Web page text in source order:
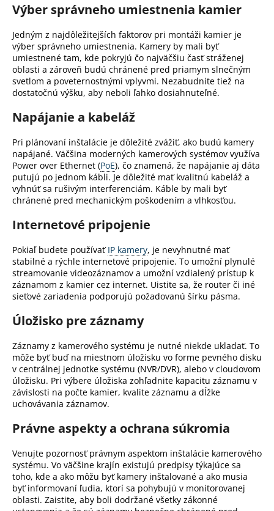
Výber správneho umiestnenia kamier
Jedným z najdôležitejších faktorov pri montáži kamier je
výber správneho umiestnenia. Kamery by mali byť
umiestnené tam, kde pokryjú čo najväčšiu časť stráženej
oblasti a zároveň budú chránené pred priamym slnečným
svetlom a poveternostnými vplyvmi. Nezabudnite tiež na
dostatočnú výšku, aby neboli ľahko dosiahnuteľné.
Napájanie a kabeláž
Pri plánovaní inštalácie je dôležité zvážiť, ako budú kamery
napájané. Väčšina moderných kamerových systémov využíva
Power over Ethernet (PoE), čo znamená, že napájanie aj dáta
putujú po jednom kábli. Je dôležité mať kvalitnú kabeláž a
vyhnúť sa rušivým interferenciám. Káble by mali byť
chránené pred mechanickým poškodením a vlhkosťou.
Internetové pripojenie
Pokiaľ budete používaťIP kamery, je nevyhnutné mať
stabilné a rýchle internetové pripojenie. To umožní plynulé
streamovanie videozáznamov a umožní vzdialený prístup k
záznamom z kamier cez internet. Uistite sa, že router či iné
sieťové zariadenia podporujú požadovanú šírku pásma.
Úložisko pre záznamy
Záznamy z kamerového systému je nutné niekde ukladať. To
môže byť buď na miestnom úložisku vo forme pevného disku
v centrálnej jednotke systému (NVR/DVR), alebo v cloudovom
úložisku. Pri výbere úložiska zohľadnite kapacitu záznamu v
závislosti na počte kamier, kvalite záznamu a dĺžke
uchovávania záznamov.
Právne aspekty a ochrana súkromia
Venujte pozornosť právnym aspektom inštalácie kamerového
systému. Vo väčšine krajín existujú predpisy týkajúce sa
toho, kde a ako môžu byť kamery inštalované a ako musia
byť informovaní ľudia, ktorí sa pohybujú v monitorovanej
oblasti. Zaistite, aby boli dodržané všetky zákonné